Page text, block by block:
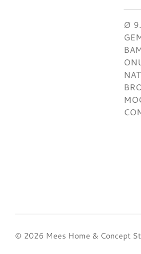
Ø
© 2026 Mees Home & Concept